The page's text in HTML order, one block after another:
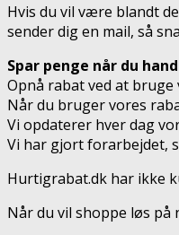
Hvis du vil være blandt
sender dig en mail, så
Spar penge når du
Opnå rabat ved at
Når du bruger vores
Vi opdaterer hver dag
Vi har gjort forarbejdet,
Hurtigrabat.dk har ikke
Når du vil shoppe løs på